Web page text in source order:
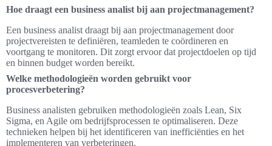
Hoe draagt een business analist bij aan projectmanagement?
Een business analist draagt bij aan projectmanagement door
projectvereisten te definiëren, teamleden te coördineren en
voortgang te monitoren. Dit zorgt ervoor dat projectdoelen op tijd
en binnen budget worden bereikt.
Welke methodologieën worden gebruikt voor
procesverbetering?
Business analisten gebruiken methodologieën zoals Lean, Six
Sigma, en Agile om bedrijfsprocessen te optimaliseren. Deze
technieken helpen bij het identificeren van inefficiënties en het
implementeren van verbeteringen.